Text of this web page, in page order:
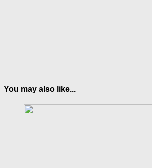
You may also like...